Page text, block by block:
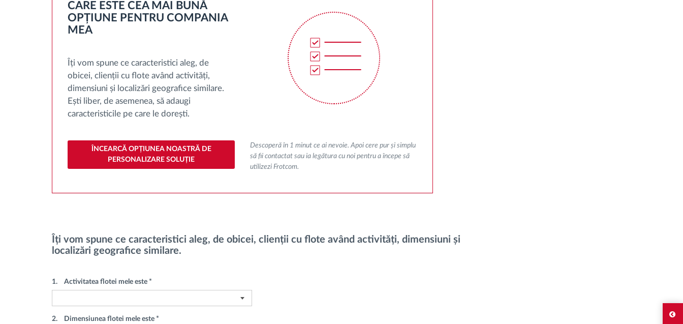
Managementul combustibilului
Planificarea și monitorizarea rutei
Identificarea automată a șoferului
Descopera toate facilitatile
CARE ESTE CEA MAI BUNĂ
OPȚIUNE PENTRU COMPANIA
MEA
Îți vom spune ce caracteristici aleg, de
obicei, clienții cu flote având activități,
dimensiuni și localizări geografice similare.
Ești liber, de asemenea, să adaugi
caracteristicile pe care le dorești.
ÎNCEARCĂ OPȚIUNEA NOASTRĂ DE
PERSONALIZARE SOLUȚIE
Descoperă în 1 minut ce ai nevoie. Apoi cere pur și simplu
să fii contactat sau ia legătura cu noi pentru a începe să
utilizezi Frotcom.
Îți vom spune ce caracteristici aleg, de obicei, clienții cu flote având activități, dimensiuni și
localizări geografice similare.
1. Activitatea flotei mele este *
2. Dimensiunea flotei mele este *